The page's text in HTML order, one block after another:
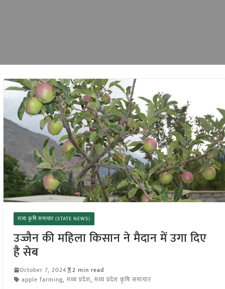
राज्य कृषि समाचार (STATE NEWS)
उज्जैन की महिला किसान ने मैदान में उगा दिए
है सेब
October 7, 2024
2 min read
apple farming, मध्य प्रदेश, मध्य प्रदेश कृषि समाचार